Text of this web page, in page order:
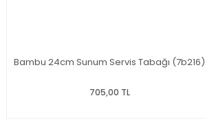
Bambu 24cm Sunum Servis Tabağı (7b216)
705,00 TL